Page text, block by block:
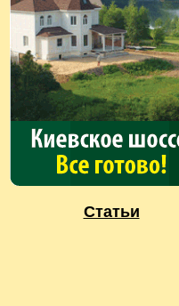
Статьи